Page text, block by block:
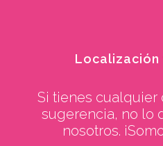
Localización
Si tienes cualquier
sugerencia, no lo
nosotros.